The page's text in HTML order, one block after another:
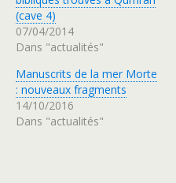
(cave 4)
07/04/2014
Dans "actualités"
Manuscrits de la mer Morte
: nouveaux fragments
14/10/2016
Dans "actualités"